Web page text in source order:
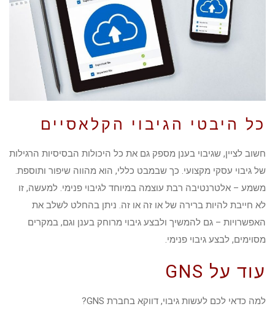
כל היבטי הגיבוי הקלאסיים
חשוב לציין, שגיבוי בענן מספק גם את כל היכולות הבסיסיות הרגילות
של גיבוי עסקי מקצועי. כך שבמבט כללי, הוא מהווה שיפור ותוספת.
משמע – אלטרנטיבה רבת עוצמה במיוחד לגיבוי פנימי. למעשה, זו
לא חייבת להיות ברירה של או זה או זה. ניתן בהחלט לשלב את
האפשרויות – גם להמשיך ולבצע גיבוי מרוחק בענן וגם, במקרים
מסוימים, לבצע גיבוי פנימי.
עוד על GNS
למה כדאי לכם לעשות גיבוי, דווקא בחברת GNS?